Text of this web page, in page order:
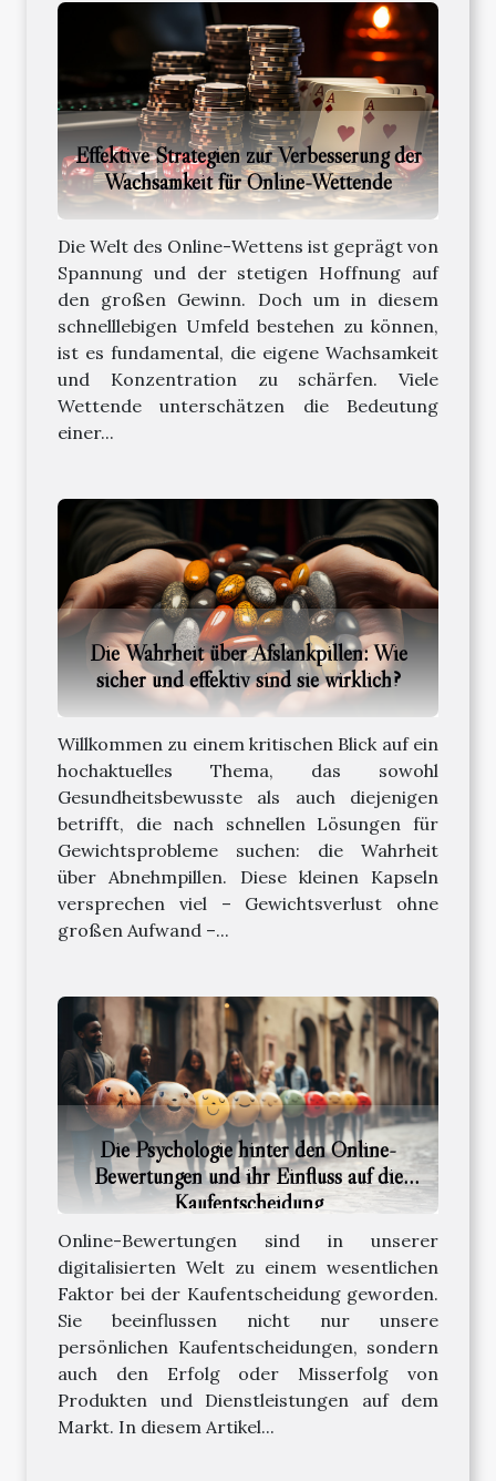
Effektive Strategien zur Verbesserung der
Wachsamkeit für Online-Wettende
Die Welt des Online-Wettens ist geprägt von
Spannung und der stetigen Hoffnung auf
den großen Gewinn. Doch um in diesem
schnelllebigen Umfeld bestehen zu können,
ist es fundamental, die eigene Wachsamkeit
und Konzentration zu schärfen. Viele
Wettende unterschätzen die Bedeutung
einer...
Die Wahrheit über Afslankpillen: Wie
sicher und effektiv sind sie wirklich?
Willkommen zu einem kritischen Blick auf ein
hochaktuelles Thema, das sowohl
Gesundheitsbewusste als auch diejenigen
betrifft, die nach schnellen Lösungen für
Gewichtsprobleme suchen: die Wahrheit
über Abnehmpillen. Diese kleinen Kapseln
versprechen viel – Gewichtsverlust ohne
großen Aufwand –...
Die Psychologie hinter den Online-
Bewertungen und ihr Einfluss auf die
Kaufentscheidung
Online-Bewertungen sind in unserer
digitalisierten Welt zu einem wesentlichen
Faktor bei der Kaufentscheidung geworden.
Sie beeinflussen nicht nur unsere
persönlichen Kaufentscheidungen, sondern
auch den Erfolg oder Misserfolg von
Produkten und Dienstleistungen auf dem
Markt. In diesem Artikel...